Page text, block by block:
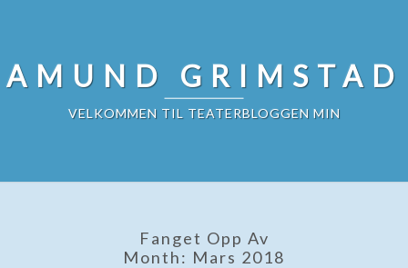
content
AMUND GRIMSTAD
VELKOMMEN TIL TEATERBLOGGEN MIN
Fanget Opp Av
Month: Mars 2018